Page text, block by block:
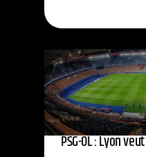
PSG-OL : Lyon